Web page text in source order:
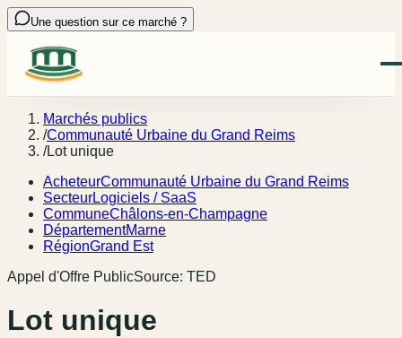
Une question sur ce marché ?
Marchés publics
/Communauté Urbaine du Grand Reims
/Lot unique
AcheteurCommunauté Urbaine du Grand Reims
SecteurLogiciels / SaaS
CommuneChâlons-en-Champagne
DépartementMarne
RégionGrand Est
Appel d'Offre PublicSource: TED
Lot unique